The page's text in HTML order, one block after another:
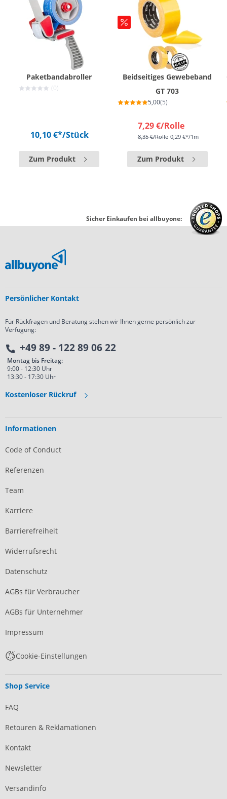
Paketbandabroller
(0)
10,10 €*/Stück
Zum Produkt
Beidseitiges Gewebeband
GT 703
5,00(5)
7,29 €/Rolle
8,35 €/Rolle 0,29 €*/1m
Zum Produkt
Sicher Einkaufen bei allbuyone:
Persönlicher Kontakt
Für Rückfragen und Beratung stehen wir Ihnen gerne persönlich zur
Verfügung:
+49 89 - 122 89 06 22
Montag bis Freitag:
9:00 - 12:30 Uhr
13:30 - 17:30 Uhr
Kostenloser Rückruf
Informationen
Code of Conduct
Referenzen
Team
Karriere
Barrierefreiheit
Widerrufsrecht
Datenschutz
AGBs für Verbraucher
AGBs für Unternehmer
Impressum
Cookie-Einstellungen
Shop Service
FAQ
Retouren & Reklamationen
Kontakt
Newsletter
Versandinfo